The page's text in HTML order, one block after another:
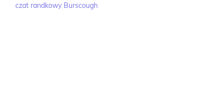
czat randkowy Burscough